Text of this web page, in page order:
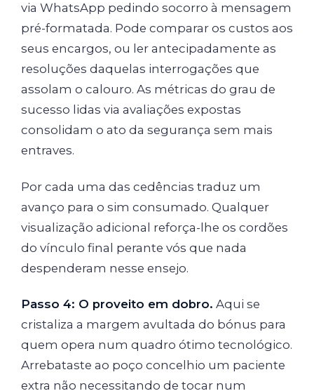
via WhatsApp pedindo socorro à mensagem
pré-formatada. Pode comparar os custos aos
seus encargos, ou ler antecipadamente as
resoluções daquelas interrogações que
assolam o calouro. As métricas do grau de
sucesso lidas via avaliações expostas
consolidam o ato da segurança sem mais
entraves.
Por cada uma das cedências traduz um
avanço para o sim consumado. Qualquer
visualização adicional reforça-lhe os cordões
do vínculo final perante vós que nada
despenderam nesse ensejo.
Passo 4: O proveito em dobro. Aqui se
cristaliza a margem avultada do bónus para
quem opera num quadro ótimo tecnológico.
Arrebataste ao poço concelhio um paciente
extra não necessitando de tocar num